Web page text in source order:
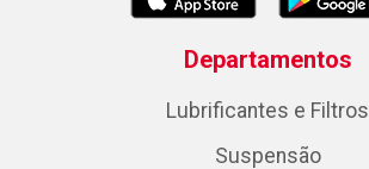
Departamentos
Lubrificantes e Filtros
Suspensão